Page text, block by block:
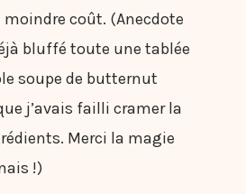
coût. (Anecdote
bluffé toute une tablée
soupe de butternut
j’avais failli cramer la
Merci la magie
!)